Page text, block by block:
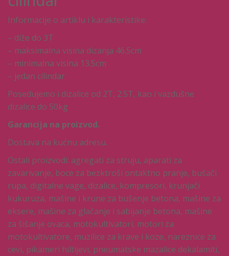
Informacije o artiklu i karakteristike:
– diže do 3T
– maksimalna visina dizanja 46.5cm
– minimalna visina 13.5cm
– jedan cilindar
Posedujemo i dizalice od 2T, 2.5T, kao i vazdušne
dizalice do 50kg
Garancija na proizvod.
Dostava na kućnu adresu.
Ostali proizvodi: agregati za struju, aparati za
zavarivanje, boce za bezktroši ontaktno pranje, bušači
rupa, digitalne vage, dizalice, kompresori, krunjači
kukuruza, mašine i krune za bušenje betona, mašine za
eksere, mašine za glačanje i sabijanje betona, mašine
za šišanje ovaca, motokultivatori, motori za
motokultivatore, muzilice za krave i koze, nareznice za
cevi, pikameri hiltijevi, pneumatske mazalice dekalamiti,